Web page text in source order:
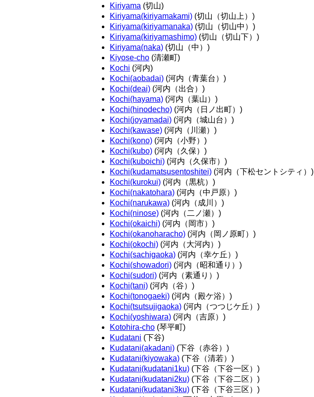
Kiriyama (切山)
Kiriyama(kiriyamakami) (切山（切山上）)
Kiriyama(kiriyamanaka) (切山（切山中）)
Kiriyama(kiriyamashimo) (切山（切山下）)
Kiriyama(naka) (切山（中）)
Kiyose-cho (清瀬町)
Kochi (河内)
Kochi(aobadai) (河内（青葉台）)
Kochi(deai) (河内（出合）)
Kochi(hayama) (河内（葉山）)
Kochi(hinodecho) (河内（日ノ出町）)
Kochi(joyamadai) (河内（城山台）)
Kochi(kawase) (河内（川瀬）)
Kochi(kono) (河内（小野）)
Kochi(kubo) (河内（久保）)
Kochi(kuboichi) (河内（久保市）)
Kochi(kudamatsusentoshitei) (河内（下松セントシティ）)
Kochi(kurokui) (河内（黒杭）)
Kochi(nakatohara) (河内（中戸原）)
Kochi(narukawa) (河内（成川）)
Kochi(ninose) (河内（二ノ瀬）)
Kochi(okaichi) (河内（岡市）)
Kochi(okanoharacho) (河内（岡ノ原町）)
Kochi(okochi) (河内（大河内）)
Kochi(sachigaoka) (河内（幸ケ丘）)
Kochi(showadori) (河内（昭和通り）)
Kochi(sudori) (河内（素通り）)
Kochi(tani) (河内（谷）)
Kochi(tonogaeki) (河内（殿ケ浴）)
Kochi(tsutsujigaoka) (河内（つつじケ丘）)
Kochi(yoshiwara) (河内（吉原）)
Kotohira-cho (琴平町)
Kudatani (下谷)
Kudatani(akadani) (下谷（赤谷）)
Kudatani(kiyowaka) (下谷（清若）)
Kudatani(kudatani1ku) (下谷（下谷一区）)
Kudatani(kudatani2ku) (下谷（下谷二区）)
Kudatani(kudatani3ku) (下谷（下谷三区）)